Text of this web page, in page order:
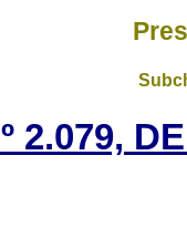
2.079,